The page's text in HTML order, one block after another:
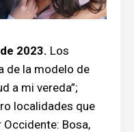
2023. Los
de la modelo de
a mi vereda”;
localidades que
Occidente: Bosa,